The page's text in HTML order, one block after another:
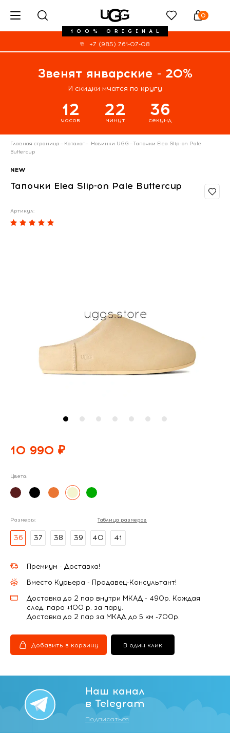
100% ORIGINAL
0
+7 (985) 761-07-08
Звенят январские - 20%
И скидки мчатся по кругу
12
часов
22
минут
36
секунд
Главная страница— Каталог— Новинки UGG—Тапочки Elea Slip-on Pale
Buttercup
NEW
Тапочки Elea Slip-on Pale Buttercup
Артикул:
10 990 ₽
Цвета:
Размеры: Таблица размеров
36 37 38 39 40 41
Премиум - Доставка!
Вместо Курьера - Продавец-Консультант!
Доставка до 2 пар внутри МКАД - 490р. Каждая
след. пара +100 р. за пару.
Доставка до 2 пар за МКАД до 5 км -700р.
Добавить в корзину В один клик
Наш канал
в Telegram
Подписаться